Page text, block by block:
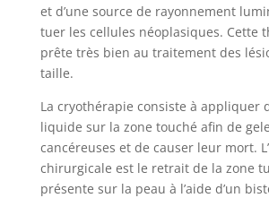
et d’une source de rayonnement
tuer les cellules néoplasiques. Cette
prête très bien au traitement des
taille.
La cryothérapie consiste à appliquer
liquide sur la zone touché afin de
cancéreuses et de causer leur mort.
chirurgicale est le retrait de la zone
présente sur la peau à l’aide d’un